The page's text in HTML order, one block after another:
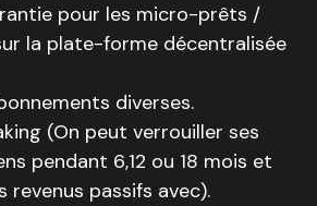
pour les micro-prêts /
la plate-forme décentralisée
diverses.
(On peut verrouiller ses
pendant 6,12 ou 18 mois et
revenus passifs avec).